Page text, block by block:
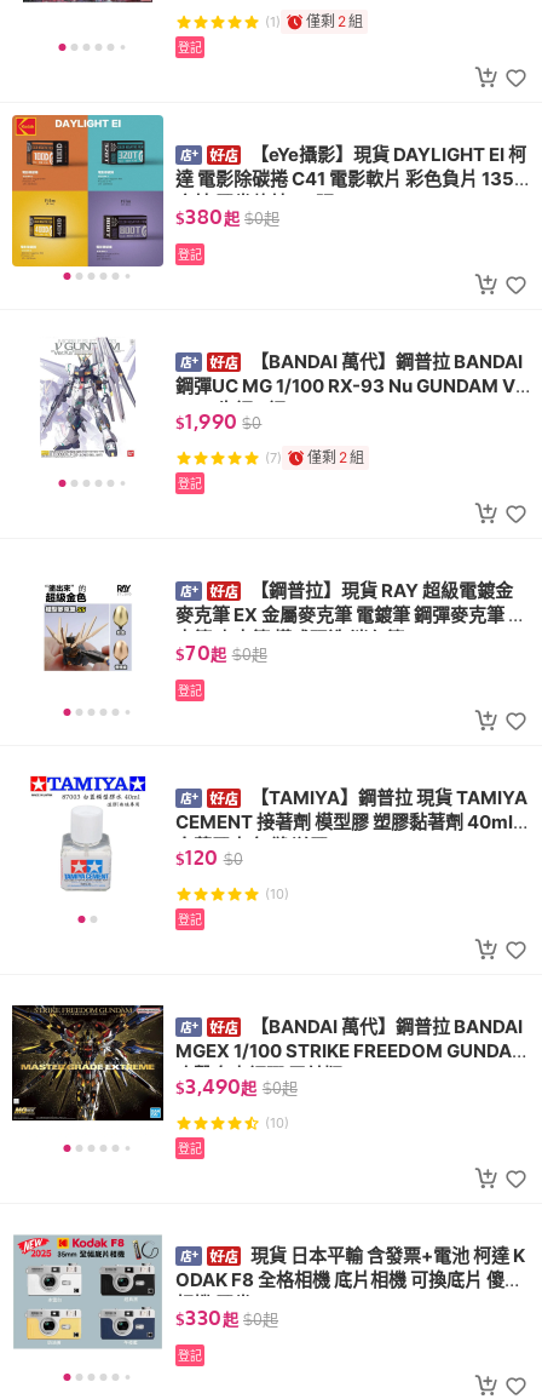
(1) 僅剩 2組
登記
【eYe攝影】現貨 DAYLIGHT EI 柯
達 電影除碳捲 C41 電影軟片 彩色負片 135
$380起 $0起
登記
【BANDAI 萬代】鋼普拉 BANDAI
鋼彈UC MG 1/100 RX-93 Nu GUNDAM Ve
r. Ka 牛鋼 v鋼
$1,990 $0
(7) 僅剩 2組
登記
【鋼普拉】現貨 RAY 超級電鍍金
麥克筆 EX 金屬麥克筆 電鍍筆 鋼彈麥克筆 馬
$70起 $0起
登記
【TAMIYA】鋼普拉 現貨 TAMIYA
CEMENT 接著劑 模型膠 塑膠黏著劑 40ml
白蓋膠水 無縫 溢膠 87003
$120 $0
(10)
登記
【BANDAI 萬代】鋼普拉 BANDAI
MGEX 1/100 STRIKE FREEDOM GUNDAM
攻擊自由鋼彈 電鍍版
$3,490起 $0起
(10)
登記
現貨 日本平輸 含發票+電池 柯達 K
ODAK F8 全格相機 底片相機 可換底片 傻瓜
$330起 $0起
登記